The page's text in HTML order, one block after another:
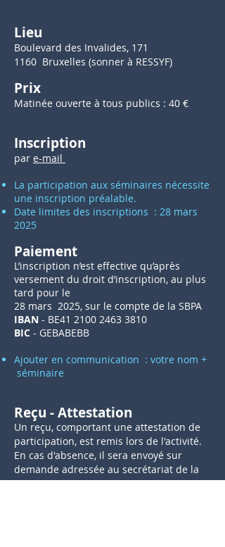
Lieu
Boulevard des Invalides, 171
1160 Bruxelles (sonner à RESSYF)
Prix
Matinée ouverte à tous publics : 40 €
Inscription
par e-mail
La participation aux séminaires nécessite
une inscription préalable.
Date limites des inscriptions : 28 mars
2025
Paiement
L’inscription n’est effective qu’après
versement du droit d’inscription, au plus
tard pour le
28 mars 2025, sur le compte de la SBPA
IBAN - BE41 2100 2463 3810
BIC - GEBABEBB
Ajouter en communication : votre nom +
séminaire
Reçu - Attestation
Un reçu, comportant une attestation de
participation, est remis lors de l'activité.
En cas d'absence, il sera envoyé sur
demande adressée au secrétariat de la
SBPA.